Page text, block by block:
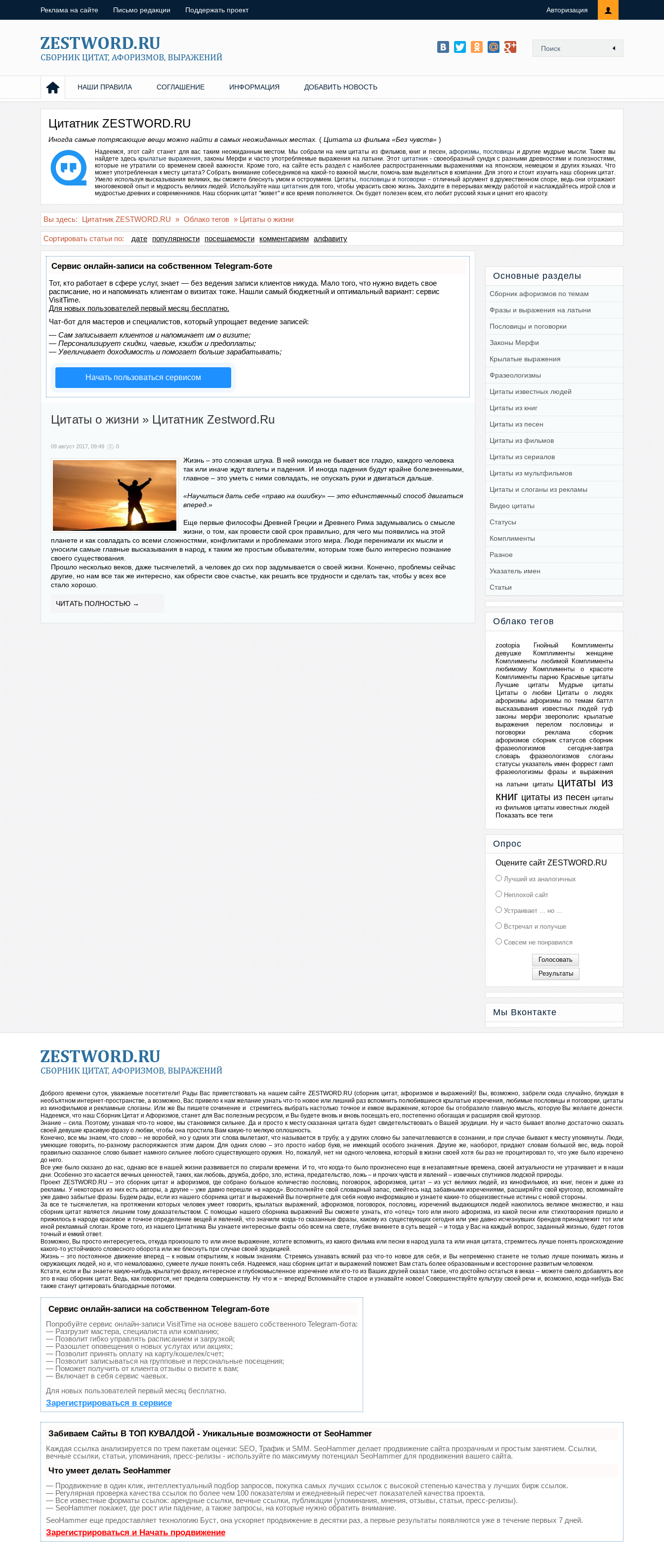
Реклама на сайте Письмо редакции Поддержать проект Авторизация
НАШИ ПРАВИЛА СОГЛАШЕНИЕ ИНФОРМАЦИЯ ДОБАВИТЬ НОВОСТЬ
Цитатник ZESTWORD.RU
Иногда самые потрясающие вещи можно найти в самых неожиданных местах. ( Цитата из фильма «Без чувств» )
Надеемся, этот сайт станет для вас таким неожиданным местом. Мы собрали на нем цитаты из фильмов, книг и песен,афоризмы,пословицы и другие мудрые мысли. Также вы
найдете здесь крылатые выражения, законы Мерфи и часто употребляемые выражения на латыни. Этот цитатник - своеобразный сундук с разными древностями и полезностями,
которые не утратили со временем своей важности. Кроме того, на сайте есть раздел с наиболее распространенными выражениями на японском, немецком и других языках. Что
может употребленная к месту цитата? Собрать внимание собеседников на какой-то важной мысли, помочь вам выделиться в компании. Для этого и стоит изучить наш сборник цитат.
Умело используя высказывания великих, вы сможете блеснуть умом и остроумием. Цитаты, пословицы и поговорки – отличный аргумент в дружественном споре, ведь они отражают
многовековой опыт и мудрость великих людей. Используйте наш цитатник для того, чтобы украсить свою жизнь. Заходите в перерывах между работой и наслаждайтесь игрой слов и
мудростью древних и современников. Наш сборник цитат "живет" и все время пополняется. Он будет полезен всем, кто любит русский язык и ценит его красоту.
Вы здесь: Цитатник ZESTWORD.RU » Облако тегов » Цитаты о жизни
Сортировать статьи по: дате популярности посещаемости комментариям алфавиту
Сервис онлайн-записи на собственном Telegram-боте
Тот, кто работает в сфере услуг, знает — без ведения записи клиентов никуда. Мало того, что нужно видеть свое
расписание, но и напоминать клиентам о визитах тоже. Нашли самый бюджетный и оптимальный вариант: сервис
VisitTime.
Для новых пользователей первый месяц бесплатно.
Чат-бот для мастеров и специалистов, который упрощает ведение записей:
— Сам записывает клиентов и напоминает им о визите;
— Персонализирует скидки, чаевые, кэшбэк и предоплаты;
— Увеличивает доходимость и помогает больше зарабатывать;
Начать пользоваться сервисом
Цитаты о жизни » Цитатник Zestword.Ru
09 август 2017, 09:49 0
Жизнь – это сложная штука. В ней никогда не бывает все гладко, каждого человека
так или иначе ждут взлеты и падения. И иногда падения будут крайне болезненными,
главное – это уметь с ними совладать, не опускать руки и двигаться дальше.
«Научиться дать себе «право на ошибку» — это единственный способ двигаться
вперед.»
Еще первые философы Древней Греции и Древнего Рима задумывались о смысле
жизни, о том, как провести свой срок правильно, для чего мы появились на этой
планете и как совладать со всеми сложностями, конфликтами и проблемами этого мира. Люди перенимали их мысли и
уносили самые главные высказывания в народ, к таким же простым обывателям, которым тоже было интересно познание
своего существования.
Прошло несколько веков, даже тысячелетий, а человек до сих пор задумывается о своей жизни. Конечно, проблемы сейчас
другие, но нам все так же интересно, как обрести свое счастье, как решить все трудности и сделать так, чтобы у всех все
стало хорошо.
ЧИТАТЬ ПОЛНОСТЬЮ →
Основные разделы
Сборник афоризмов по темам
Фразы и выражения на латыни
Пословицы и поговорки
Законы Мерфи
Крылатые выражения
Фразеологизмы
Цитаты известных людей
Цитаты из книг
Цитаты из песен
Цитаты из фильмов
Цитаты из сериалов
Цитаты из мультфильмов
Цитаты и слоганы из рекламы
Видео цитаты
Статусы
Комплименты
Разное
Указатель имен
Статьи
Облако тегов
zootopia Гнойный
Комплименты
девушке
Комплименты женщине
Комплименты любимой
Комплименты
любимому
Комплименты о красоте
Комплименты парню Красивые цитаты
Лучшие цитаты
Мудрые цитаты
Цитаты о любви
Цитаты о людях
афоризмы афоризмы по темам баттл
высказывания известных людей
гуф
законы мерфи зверополис
крылатые
выражения
перелом
пословицы и
поговорки
реклама
сборник
афоризмов сборник статусов сборник
фразеологизмов
сегодня-завтра
словарь фразеологизмов
слоганы
статусы указатель имен форрест гамп
фразеологизмы
фразы и выражения
на латыни цитаты
цитаты из
книг цитаты из песен цитаты
из фильмов цитаты известных людей
Показать все теги
Опрос
Оцените сайт ZESTWORD.RU
Лучший из аналогичных
Неплохой сайт
Устраивает ... но ...
Встречал и получше
Совсем не понравился
Мы Вконтакте
Доброго времени суток, уважаемые посетители! Рады Вас приветствовать на нашем сайте ZESTWORD.RU (сборник цитат, афоризмов и выражений)! Вы, возможно, забрели сюда случайно, блуждая в
необъятном интернет-пространстве, а возможно, Вас привело к нам желание узнать что-то новое или лишний раз вспомнить полюбившиеся крылатые изречения, любимые пословицы и поговорки, цитаты
из кинофильмов и рекламные слоганы. Или же Вы пишете сочинение и стремитесь выбрать настолько точное и емкое выражение, которое бы отобразило главную мысль, которую Вы желаете донести.
Надеемся, что наш Сборник Цитат и Афоризмов, станет для Вас полезным ресурсом, и Вы будете вновь и вновь посещать его, постепенно обогащая и расширяя свой кругозор.
Знание – сила. Поэтому, узнавая что-то новое, мы становимся сильнее. Да и просто к месту сказанная цитата будет свидетельствовать о Вашей эрудиции. Ну и часто бывает вполне достаточно сказать
своей девушке красивую фразу о любви, чтобы она простила Вам какую-то мелкую оплошность.
Конечно, все мы знаем, что слово – не воробей, но у одних эти слова вылетают, что называется в трубу, а у других словно бы запечатлеваются в сознании, и при случае бывают к месту упомянуты. Люди,
умеющие говорить, по-разному распоряжаются этим даром. Для одних слово – это просто набор букв, не имеющий особого значения. Другие же, наоборот, придают словам большой вес, ведь порой
правильно сказанное слово бывает намного сильнее любого существующего оружия. Но, пожалуй, нет ни одного человека, который в жизни своей хотя бы раз не процитировал то, что уже было изречено
до него.
Все уже было сказано до нас, однако все в нашей жизни развивается по спирали времени. И то, что когда-то было произнесено еще в незапамятные времена, своей актуальности не утрачивает и в наши
дни. Особенно это касается вечных ценностей, таких, как любовь, дружба, добро, зло, истина, предательство, ложь – и прочих чувств и явлений – извечных спутников людской природы.
Проект ZESTWORD.RU – это сборник цитат и афоризмов, где собрано большое количество пословиц, поговорок, афоризмов, цитат – из уст великих людей, из кинофильмов, из книг, песен и даже из
рекламы. У некоторых из них есть авторы, а другие – уже давно перешли «в народ». Восполняйте свой словарный запас, смейтесь над забавными изречениями, расширяйте свой кругозор, вспоминайте
уже давно забытые фразы. Будем рады, если из нашего сборника цитат и выражений Вы почерпнете для себя новую информацию и узнаете какие-то общеизвестные истины с новой стороны.
За все те тысячелетия, на протяжении которых человек умеет говорить, крылатых выражений, афоризмов, поговорок, пословиц, изречений выдающихся людей накопилось великое множество, и наш
сборник цитат является лишним тому доказательством. С помощью нашего сборника выражений Вы сможете узнать, кто «отец» того или иного афоризма, из какой песни или стихотворения пришло и
прижилось в народе красивое и точное определение вещей и явлений, что значили когда-то сказанные фразы, какому из существующих сегодня или уже давно исчезнувших брендов принадлежит тот или
иной рекламный слоган. Кроме того, из нашего Цитатника Вы узнаете интересные факты обо всем на свете, глубже вникнете в суть вещей – и тогда у Вас на каждый вопрос, заданный жизнью, будет готов
точный и емкий ответ.
Возможно, Вы просто интересуетесь, откуда произошло то или иное выражение, хотите вспомнить, из какого фильма или песни в народ ушла та или иная цитата, стремитесь лучше понять происхождение
какого-то устойчивого словесного оборота или же блеснуть при случае своей эрудицией.
Жизнь – это постоянное движение вперед – к новым открытиям, к новым знаниям. Стремясь узнавать всякий раз что-то новое для себя, и Вы непременно станете не только лучше понимать жизнь и
окружающих людей, но и, что немаловажно, сумеете лучше понять себя. Надеемся, наш сборник цитат и выражений поможет Вам стать более образованным и всесторонне развитым человеком.
Кстати, если и Вы знаете какую-нибудь крылатую фразу, интересное и глубокомысленное изречение или кто-то из Ваших друзей сказал такое, что достойно остаться в веках – можете смело добавлять все
это в наш сборник цитат. Ведь, как говорится, нет предела совершенству. Ну что ж – вперед! Вспоминайте старое и узнавайте новое! Совершенствуйте культуру своей речи и, возможно, когда-нибудь Вас
также станут цитировать благодарные потомки.
Сервис онлайн-записи на собственном Telegram-боте
Попробуйте сервис онлайн-записи VisitTime на основе вашего собственного Telegram-бота:
— Разгрузит мастера, специалиста или компанию;
— Позволит гибко управлять расписанием и загрузкой;
— Разошлет оповещения о новых услугах или акциях;
— Позволит принять оплату на карту/кошелек/счет;
— Позволит записываться на групповые и персональные посещения;
— Поможет получить от клиента отзывы о визите к вам;
— Включает в себя сервис чаевых.
Для новых пользователей первый месяц бесплатно.
Зарегистрироваться в сервисе
Забиваем Сайты В ТОП КУВАЛДОЙ - Уникальные возможности от SeoHammer
Каждая ссылка анализируется по трем пакетам оценки: SEO, Трафик и SMM. SeoHammer делает продвижение сайта прозрачным и простым занятием. Ссылки,
вечные ссылки, статьи, упоминания, пресс-релизы - используйте по максимуму потенциал SeoHammer для продвижения вашего сайта.
Что умеет делать SeoHammer
— Продвижение в один клик, интеллектуальный подбор запросов, покупка самых лучших ссылок с высокой степенью качества у лучших бирж ссылок.
— Регулярная проверка качества ссылок по более чем 100 показателям и ежедневный пересчет показателей качества проекта.
— Все известные форматы ссылок: арендные ссылки, вечные ссылки, публикации (упоминания, мнения, отзывы, статьи, пресс-релизы).
— SeoHammer покажет, где рост или падение, а также запросы, на которые нужно обратить внимание.
SeoHammer еще предоставляет технологию Буст, она ускоряет продвижение в десятки раз, а первые результаты появляются уже в течение первых 7 дней.
Зарегистрироваться и Начать продвижение